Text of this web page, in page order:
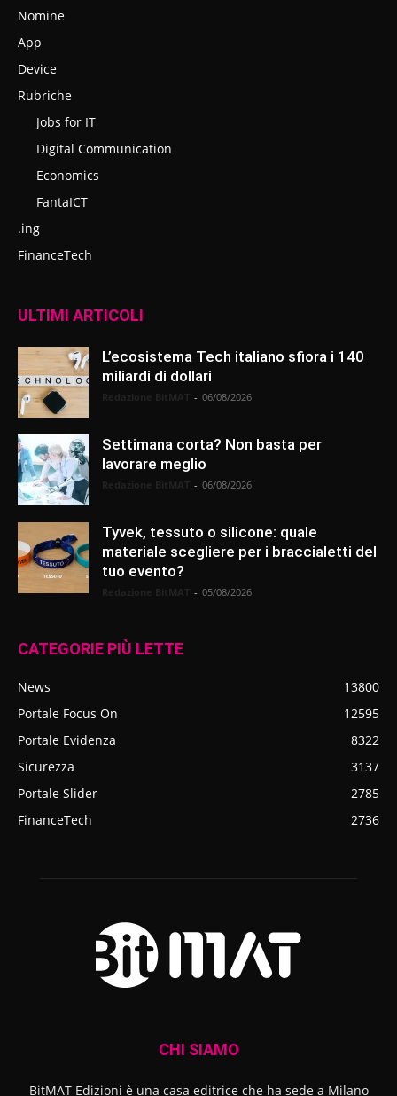
Nomine
App
Device
Rubriche
Jobs for IT
Digital Communication
Economics
FantaICT
.ing
FinanceTech
ULTIMI ARTICOLI
L’ecosistema Tech italiano sfiora i 140
miliardi di dollari
- 06/08/2026
Settimana corta? Non basta per
lavorare meglio
- 06/08/2026
Tyvek, tessuto o silicone: quale
materiale scegliere per i braccialetti del
tuo evento?
- 05/08/2026
CATEGORIE PIÙ LETTE
News
13800
Portale Focus On
12595
Portale Evidenza
8322
Sicurezza
3137
Portale Slider
2785
FinanceTech
2736
CHI SIAMO
BitMAT Edizioni è una casa editrice che ha sede a Milano